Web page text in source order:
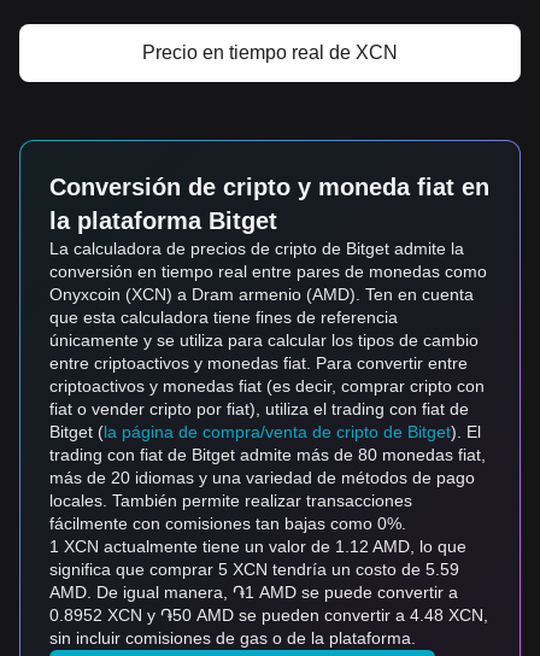
Precio en tiempo real de XCN
Conversión de cripto y moneda fiat en
la plataforma Bitget
La calculadora de precios de cripto de Bitget admite la
conversión en tiempo real entre pares de monedas como
Onyxcoin (XCN) a Dram armenio (AMD). Ten en cuenta
que esta calculadora tiene fines de referencia
únicamente y se utiliza para calcular los tipos de cambio
entre criptoactivos y monedas fiat. Para convertir entre
criptoactivos y monedas fiat (es decir, comprar cripto con
fiat o vender cripto por fiat), utiliza el trading con fiat de
Bitget (la página de compra/venta de cripto de Bitget). El
trading con fiat de Bitget admite más de 80 monedas fiat,
más de 20 idiomas y una variedad de métodos de pago
locales. También permite realizar transacciones
fácilmente con comisiones tan bajas como 0%.
1 XCN actualmente tiene un valor de 1.12 AMD, lo que
significa que comprar 5 XCN tendría un costo de 5.59
AMD. De igual manera, ֏1 AMD se puede convertir a
0.8952 XCN y ֏50 AMD se pueden convertir a 4.48 XCN,
sin incluir comisiones de gas o de la plataforma.